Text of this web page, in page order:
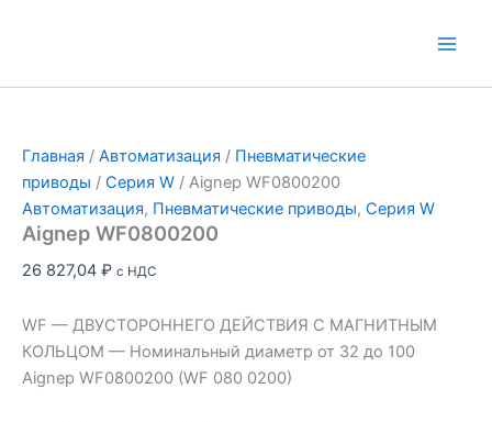
Главная / Автоматизация / Пневматические
приводы / Серия W / Aignep WF0800200
Автоматизация, Пневматические приводы, Серия W
Aignep WF0800200
26 827,04 ₽ с НДС
WF — ДВУСТОРОННЕГО ДЕЙСТВИЯ С МАГНИТНЫМ
КОЛЬЦОМ — Номинальный диаметр от 32 до 100
Aignep WF0800200 (WF 080 0200)